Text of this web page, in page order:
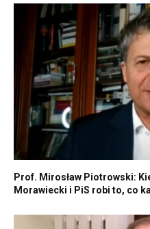
Prof. Mirosław Piotrowski:
Morawiecki i PiS robi to, co